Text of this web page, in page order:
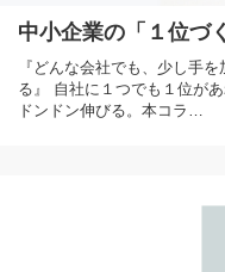
中小企業の「１位づ
『どんな会社でも、少し手
る』 自社に１つでも１位が
ドンドン伸びる。本コラ…